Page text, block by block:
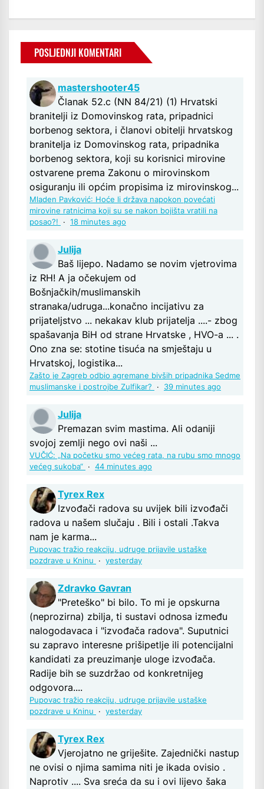
POSLJEDNJI KOMENTARI
mastershooter45
Članak 52.c (NN 84/21) (1) Hrvatski
branitelji iz Domovinskog rata, pripadnici
borbenog sektora, i članovi obitelji hrvatskog
branitelja iz Domovinskog rata, pripadnika
borbenog sektora, koji su korisnici mirovine
ostvarene prema Zakonu o mirovinskom
osiguranju ili općim propisima iz mirovinskog...
Mladen Pavković: Hoće li država napokon povećati
mirovine ratnicima koji su se nakon bojišta vratili na
posao?!
· 18 minutes ago
Julija
Baš lijepo. Nadamo se novim vjetrovima
iz RH! A ja očekujem od
Bošnjačkih/muslimanskih
stranaka/udruga...konačno incijativu za
prijateljstvo ... nekakav klub prijatelja ....- zbog
spašavanja BiH od strane Hrvatske , HVO-a ... .
Ono zna se: stotine tisuća na smještaju u
Hrvatskoj, logistika...
Zašto je Zagreb odbio agremane bivših pripadnika Sedme
muslimanske i postrojbe Zulfikar?
· 39 minutes ago
Julija
Premazan svim mastima. Ali odaniji
svojoj zemlji nego ovi naši ...
VUČIĆ: „Na početku smo većeg rata, na rubu smo mnogo
većeg sukoba“ · 44 minutes ago
Tyrex Rex
Izvođači radova su uvijek bili izvođači
radova u našem slučaju . Bili i ostali .Takva
nam je karma...
Pupovac tražio reakciju, udruge prijavile ustaške
pozdrave u Kninu
· yesterday
Zdravko Gavran
"Preteško" bi bilo. To mi je opskurna
(neprozirna) zbilja, ti sustavi odnosa između
nalogodavaca i "izvođača radova". Suputnici
su zapravo interesne prišipetlje ili potencijalni
kandidati za preuzimanje uloge izvođača.
Radije bih se suzdržao od konkretnijeg
odgovora....
Pupovac tražio reakciju, udruge prijavile ustaške
pozdrave u Kninu
· yesterday
Tyrex Rex
Vjerojatno ne griješite. Zajednički nastup
ne ovisi o njima samima niti je ikada ovisio .
Naprotiv .... Sva sreća da su i ovi lijevo šaka